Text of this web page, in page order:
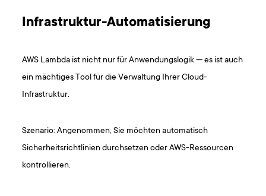
Infrastruktur-Automatisierung
AWS Lambda ist nicht nur für Anwendungslogik — es ist auch
ein mächtiges Tool für die Verwaltung Ihrer Cloud-
Infrastruktur.
Szenario: Angenommen, Sie möchten automatisch
Sicherheitsrichtlinien durchsetzen oder AWS-Ressourcen
kontrollieren.